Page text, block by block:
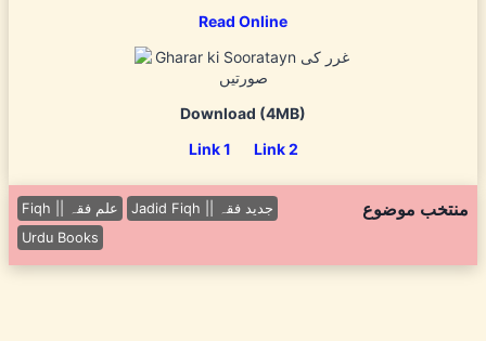
Read Online
Download (4MB)
Link 1
Link 2
Fiqh || علم فقہ
Jadid Fiqh || جدید فقہ
Urdu Books
منتخب موضوع